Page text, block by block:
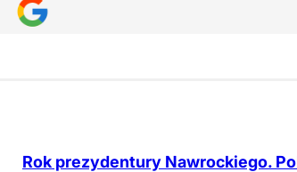
Rok prezydentury Nawrockiego.